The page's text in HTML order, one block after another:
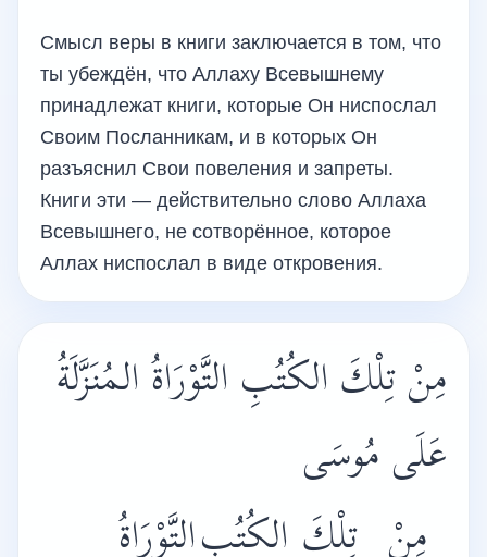
Смысл веры в книги заключается в том, что
ты убеждён, что Аллаху Всевышнему
принадлежат книги, которые Он ниспослал
Своим Посланникам, и в которых Он
разъяснил Свои повеления и запреты.
Книги эти — действительно слово Аллаха
Всевышнего, не сотворённое, которое
Аллах ниспослал в виде откровения.
مِنْ تِلْكَ الكُتُبِ التَّوْرَاةُ المُنَزَّلَةُ
عَلَى مُوسَى
مِنْ تِلْكَ الكُتُبِالتَّوْرَاةُ